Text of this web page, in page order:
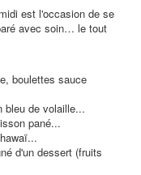
est l'occasion de se
avec soin… le tout
boulettes sauce
bleu de volaille...
pané...
d'un dessert (fruits